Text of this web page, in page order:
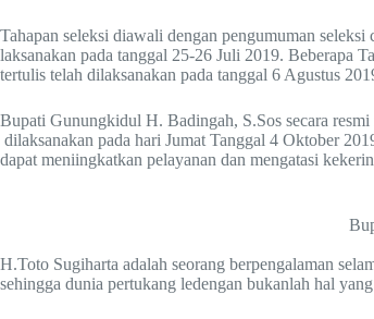
Tahapan seleksi diawali dengan pengumuman
laksanakan pada tanggal 25-26 Juli 2019. Beberapa
tertulis telah dilaksanakan pada tanggal 6 Agustus
Bupati Gunungkidul H. Badingah, S.Sos secara
dilaksanakan pada hari Jumat Tanggal 4 Oktober
dapat meniingkatkan pelayanan dan mengatasi
H.Toto Sugiharta adalah seorang berpengalaman
sehingga dunia pertukang ledengan bukanlah hal